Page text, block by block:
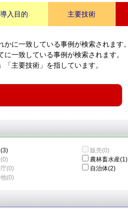
導入目的 主要技術
に一致している事例が検索されます。
一致している事例が検索されます。
主要技術」を指しています。
販売(0)
農林畜水産(1)
(0)
自治体(2)
(0)